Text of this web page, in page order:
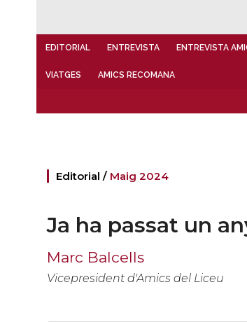
EDITORIAL ENTREVISTA ENTREVISTA
VIATGES AMICS RECOMANA
Editorial / Maig 2024
Ja ha passat un
Marc Balcells
Vicepresident d'Amics del Liceu